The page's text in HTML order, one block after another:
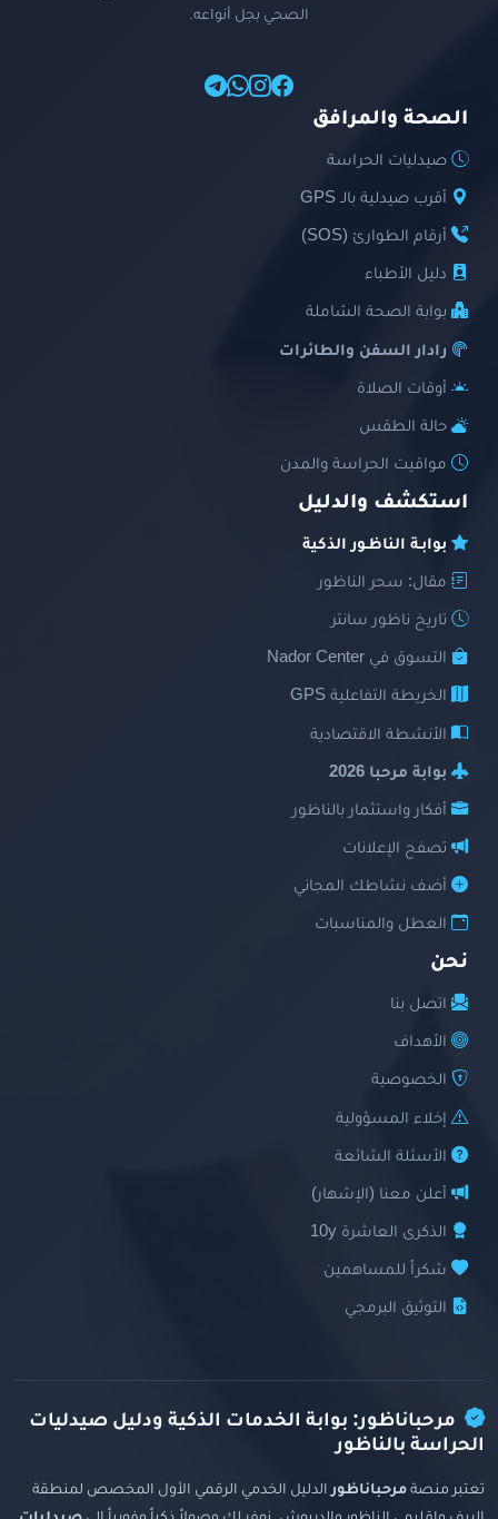
الصحي بجل أنواعه.
الصحة والمرافق
صيدليات الحراسة
أقرب صيدلية بالـ GPS
أرقام الطوارئ (SOS)
دليل الأطباء
بوابة الصحة الشاملة
رادار السفن والطائرات
أوقات الصلاة
حالة الطقس
مواقيت الحراسة والمدن
استكشف والدليل
بوابـة الناظـور الذكية
مقال: سحر الناظور
تاريخ ناظور سانتر
التسوق في Nador Center
الخريطة التفاعلية GPS
الأنشطة الاقتصادية
بوابة مرحبا 2026
أفكار واستثمار بالناظور
تصفح الإعلانات
أضف نشاطك المجاني
العطل والمناسبات
نحن
اتصل بنا
الأهداف
الخصوصية
إخلاء المسؤولية
الأسئلة الشائعة
أعلن معنا (الإشهار)
الذكرى العاشرة 10y
شكراً للمساهمين
التوثيق البرمجي
مرحباناظور: بوابة الخدمات الذكية ودليل صيدليات
الحراسة بالناظور
تعتبر منصة مرحباناظورالدليل الخدمي الرقمي الأول المخصص لمنطقة